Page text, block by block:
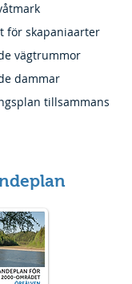
för skapaniaarter
vägtrummor
dammar
tillsammans